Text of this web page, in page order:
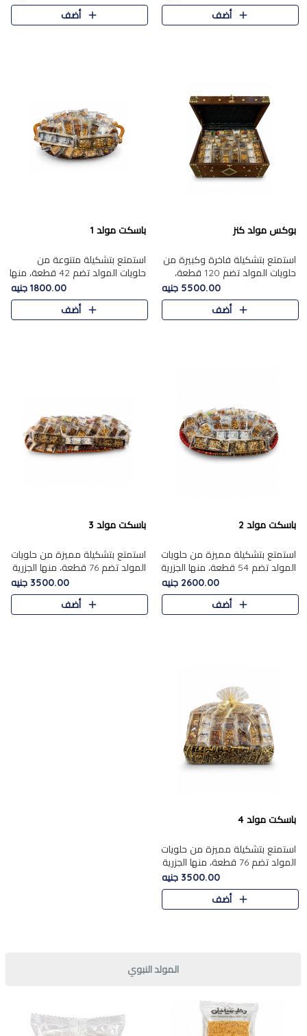
أضف
أضف
بوكس مولد كنز
استمتع بتشكيلة فاخرة وكبيرة من
حلويات المولد تضم 120 قطعة،
5500.00 جنيه
أضف
باسكت مولد 1
استمتع بتشكيلة متنوعة من
حلويات المولد تضم 42 قطعة، منها
علي بابا بالمكسرات و،.....1800.00 جنيه
أضف
باسكت مولد 2
استمتع بتشكيلة مميزة من حلويات
المولد تضم 54 قطعة، منها الجزرية
بالفول والبندق، علي بابا بالمكسرات،
ا.....
2600.00 جنيه
أضف
باسكت مولد 3
استمتع بتشكيلة مميزة من حلويات
المولد تضم 76 قطعة، منها الجزرية
بالفول والبندق، علي باب........
3500.00 جنيه
أضف
باسكت مولد 4
استمتع بتشكيلة مميزة من حلويات
المولد تضم 76 قطعة، منها الجزرية
بالفول والبندق، علي بابا
بالمكسرات.......
3500.00 جنيه
أضف
المولد النبوي